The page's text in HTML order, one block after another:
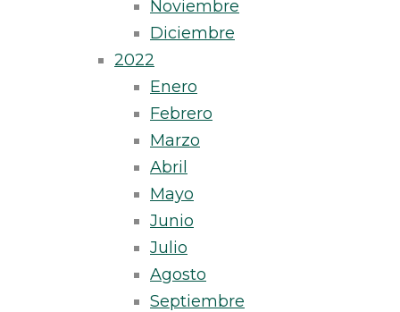
Noviembre
Diciembre
2022
Enero
Febrero
Marzo
Abril
Mayo
Junio
Julio
Agosto
Septiembre